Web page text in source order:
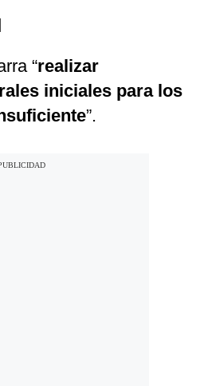
“realizar
iniciales para los
”.